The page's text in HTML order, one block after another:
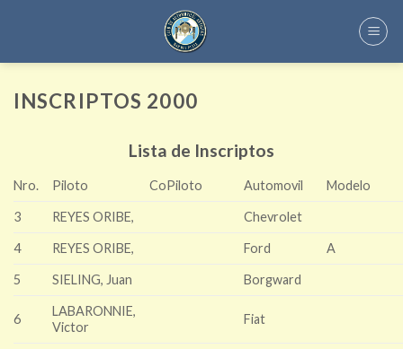
INSCRIPTOS 2000
Lista de Inscriptos
Nro. Piloto CoPiloto Automovil Modelo
3 REYES ORIBE, Chevrolet
4 REYES ORIBE, Ford A
5 SIELING, Juan Borgward
6
LABARONNIE,
Victor
Fiat